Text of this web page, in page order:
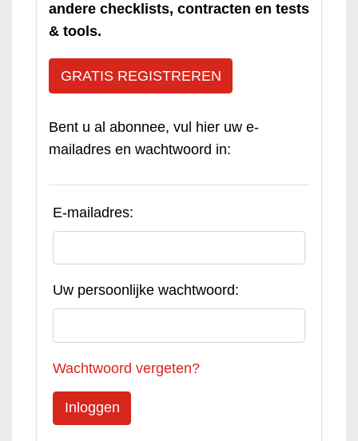
andere checklists, contracten en tests
& tools.
GRATIS REGISTREREN
Bent u al abonnee, vul hier uw e-
mailadres en wachtwoord in:
E-mailadres:
Uw persoonlijke wachtwoord:
Wachtwoord vergeten?